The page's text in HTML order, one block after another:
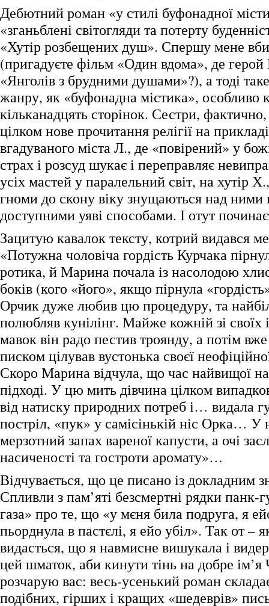
Дебютний роман «у стилі буфонадної
«зганьблені світогляди та потерту
«Хутір розбещених душ». Спершу мене
(пригадуєте фільм «Один вдома», де герой
«Янголів з брудними душами»?), а тоді
жанру, як «буфонадна містика», особливо
кільканадцять сторінок. Сестри,
цілком нове прочитання релігії на
вгадуваного міста Л., де «повірений» у
страх і розсуд шукає і переправляє
усіх мастей у паралельний світ, на хутір
гноми до скону віку знущаються над ними
доступними уяві способами. І отут
Зацитую кавалок тексту, котрий видався
«Потужна чоловіча гордість Курчака
ротика, й Марина почала із насолодою
боків (кого «його», якщо пірнула
Орчик дуже любив цю процедуру, та
полюбляв кунілінг. Майже кожній зі своїх
мавок він радо пестив троянду, а потім
писком цілував вустонька своєї
Скоро Марина відчула, що час найвищої
підході. У цю мить дівчина цілком
від натиску природних потреб і… видала
постріл, «пук» у самісінькій ніс Орка… У
мерзотний запах вареної капусти, а очі
насиченості та гостроти аромату»…
Відчувається, що це писано із докладним
Спливли з пам’яті безсмертні рядки панк-
газа» про те, що «у мєня била подруга, я
пьорднула в пастєлі, я ейо убіл». Так от –
видасться, що я навмисне вишукала і
цей шматок, аби кинути тінь на добре ім’я
розчарую вас: весь-усенький роман
подібних, гірших і кращих «шедеврів»